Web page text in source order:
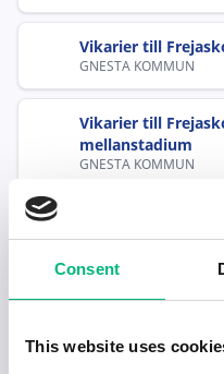
Consent
This website uses
Vikarier till
GNESTA KOMMUN
Vikarier till
mellanstadium
GNESTA KOMMUN
GNESTA